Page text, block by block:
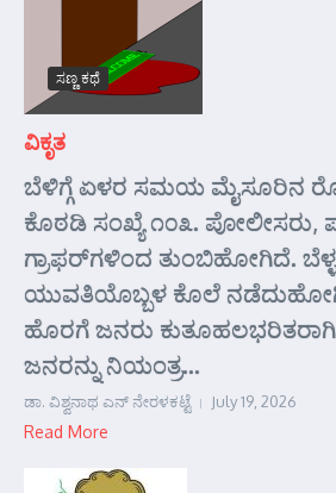
ಸಣ್ಣ ಕಥೆ
ವಿಕೃತ
ಬೆಳಿಗ್ಗೆ ಏಳರ ಸಮಯ ಮೈಸೂರಿನ
ಕೊಠಡಿ ಸಂಖ್ಯೆ ೧೦೩. ಪೋಲೀಸರು,
ಗ್ರಾಫರ್‌ಗಳಿಂದ ತುಂಬಿಹೋಗಿದೆ.
ಯುವತಿಯೊಬ್ಬಳ ಕೊಲೆ
ಹೊರಗೆ ಜನರು ಕುತೂಹಲಭರಿತರಾಗಿ
ಜನರನ್ನು ನಿಯಂತ್ರ...
ಡಾ. ವಿಶ್ವನಾಥ ಎನ್ ನೇರಳಕಟ್ಟೆ July 19, 2026
Read More